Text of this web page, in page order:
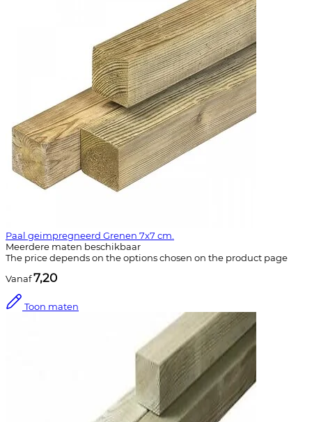
Paal geimpregneerd Grenen 7x7 cm.
Meerdere maten beschikbaar
The price depends on the options chosen on the product page
Vanaf7,20
Toon maten